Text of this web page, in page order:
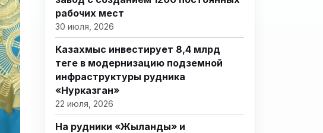
рабочих мест
30 июля, 2026
Казахмыс инвестирует 8,4 млрд
теңге в модернизацию подземной
инфраструктуры рудника
«Нурказган»
22 июля, 2026
На рудники «Жыланды» и